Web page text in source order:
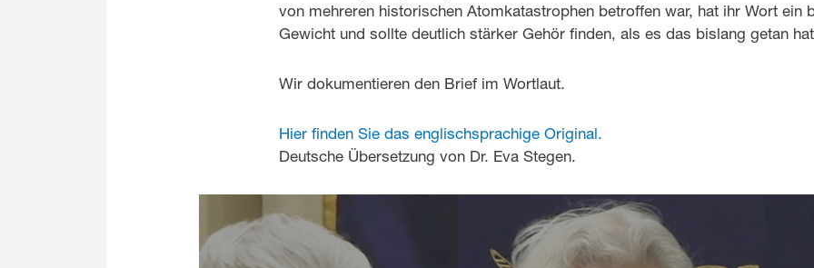
von mehreren historischen Atomkatastrophen betroffen war, hat ihr Wort ein
Gewicht und sollte deutlich stärker Gehör finden, als es das bislang getan
Wir dokumentieren den Brief im Wortlaut.
Hier finden Sie das englischsprachige Original.
Deutsche Übersetzung von Dr. Eva Stegen.